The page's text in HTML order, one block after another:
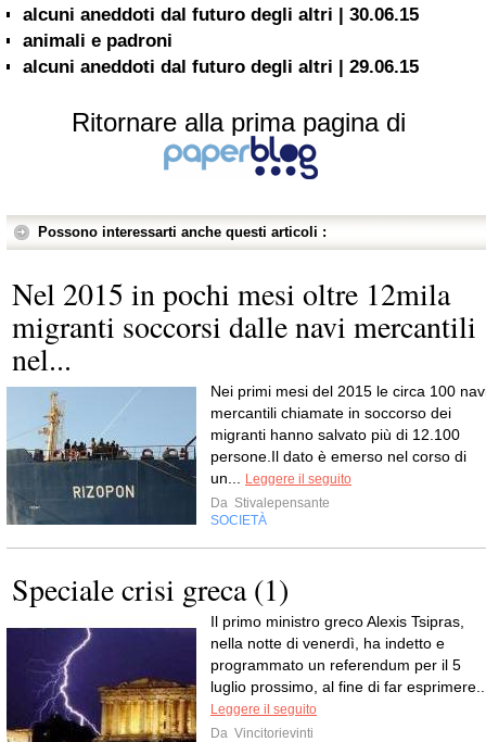
alcuni aneddoti dal futuro degli altri | 30.06.15
animali e padroni
alcuni aneddoti dal futuro degli altri | 29.06.15
Ritornare alla prima pagina di
Possono interessarti anche questi articoli :
Nel 2015 in pochi mesi oltre 12mila
migranti soccorsi dalle navi mercantili
nel...
Nei primi mesi del 2015 le circa 100
mercantili chiamate in soccorso dei
migranti hanno salvato più di 12.100
persone.Il dato è emerso nel corso di
un...
Leggere il seguito
Da Stivalepensante
SOCIETÀ
Speciale crisi greca (1)
Il primo ministro greco Alexis Tsipras,
nella notte di venerdì, ha indetto e
programmato un referendum per il 5
luglio prossimo, al fine di far
Leggere il seguito
Da Vincitorievinti